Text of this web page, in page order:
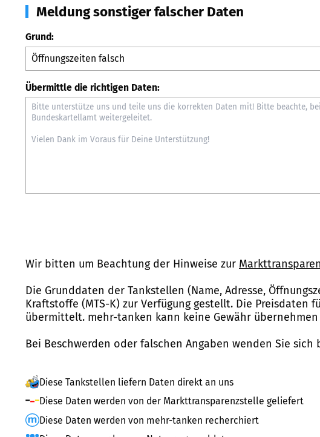
Meldung sonstiger falscher Daten
Grund:
Übermittle die richtigen Daten:
Wir bitten um Beachtung der Hinweise zur
Die Grunddaten der Tankstellen (Name, Adresse,
Kraftstoffe (MTS-K) zur Verfügung gestellt. Die Preisdaten
übermittelt. mehr-tanken kann keine Gewähr
Bei Beschwerden oder falschen Angaben wenden Sie sich
Diese Tankstellen liefern Daten direkt an uns
Diese Daten werden von der Markttransparenzstelle geliefert
Diese Daten werden von mehr-tanken recherchiert